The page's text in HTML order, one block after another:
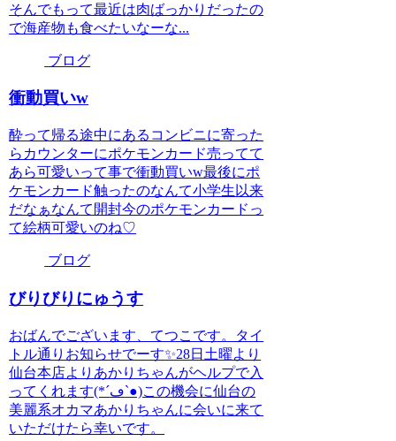
そんでもって最近は肉ばっかりだったの
で海産物も食べたいなーな...
ブログ
衝動買いw
酔って帰る途中にあるコンビニに寄った
らカウンターにポケモンカード売ってて
あら可愛いって事で衝動買いw最後にポ
ケモンカード触ったのなんて小学生以来
だなぁなんて開封今のポケモンカードっ
て絵柄可愛いのね♡
ブログ
びりびりにゅうす
おばんでございます、てつこです。タイ
トル通りお知らせでーす✨28日土曜より
仙台本店よりあかりちゃんがヘルプで入
ってくれます(*´ڡ`●)この機会に仙台の
美麗系オカマあかりちゃんに会いに来て
いただけたら幸いです。